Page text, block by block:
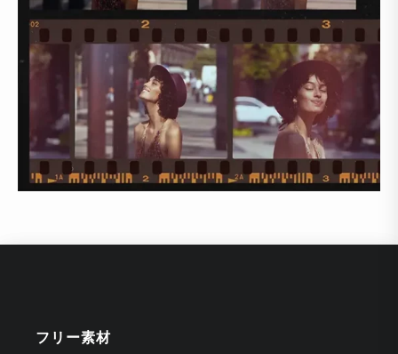
フリー素材